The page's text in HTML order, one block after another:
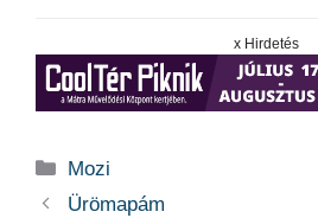
x Hirdetés
Kategória
Mozi
Ürömapám